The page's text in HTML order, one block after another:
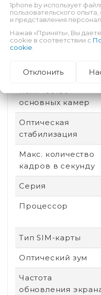
Дата выхода
Быстрая зарядка
процессора
основных камер
Оптическая
стабилизация
Макс. количество
кадров в секунду
Серия
Процессор
Тип SIM-карты
Оптический зум
Частота
обновления
1phone.by использует
пользовательского опыта,
и представления
Нажав «Принять», Вы
cookie в соответствии с
cookie
Отклонить